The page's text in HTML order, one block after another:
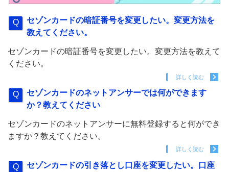
セゾンカードの暗証番号を変更したい。変更方法を
教えてください。
セゾンカードの暗証番号を変更したい。変更方法を教えて
ください。
詳しく読む
セゾンカードのネットアンサーでは何ができます
か？教えてください
セゾンカードのネットアンサーに無料登録すると何ができ
ますか？教えてください。
詳しく読む
セゾンカードの引き落とし口座を変更したい。口座